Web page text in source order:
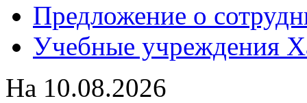
Предложение о
Учебные учреждения
На 10.08.2026